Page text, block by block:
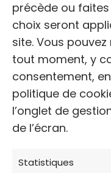
précède ou
choix seront
site. Vous
tout moment, y
consentement,
politique de
l’onglet de
de l’écran.
Statistiques
LaSPA
est une
accueillant des